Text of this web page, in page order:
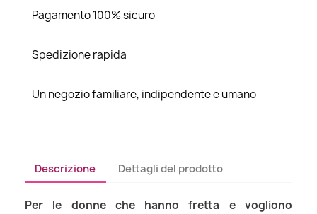
Pagamento 100% sicuro
Spedizione rapida
Un negozio familiare, indipendente e umano
Descrizione Dettagli del prodotto
Per le donne che hanno fretta e vogliono